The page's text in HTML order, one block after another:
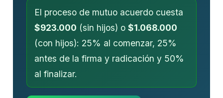
El proceso de mutuo acuerdo cuesta
$923.000 (sin hijos) o $1.068.000
(con hijos): 25% al comenzar, 25%
antes de la firma y radicación y 50%
al finalizar.